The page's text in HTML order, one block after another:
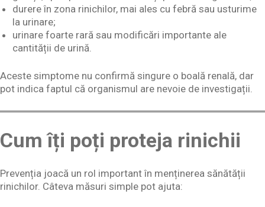
durere în zona rinichilor, mai ales cu febră sau usturime
la urinare;
urinare foarte rară sau modificări importante ale
cantității de urină.
Aceste simptome nu confirmă singure o boală renală, dar
pot indica faptul că organismul are nevoie de investigații.
Cum îți poți proteja rinichii
Prevenția joacă un rol important în menținerea sănătății
rinichilor. Câteva măsuri simple pot ajuta: